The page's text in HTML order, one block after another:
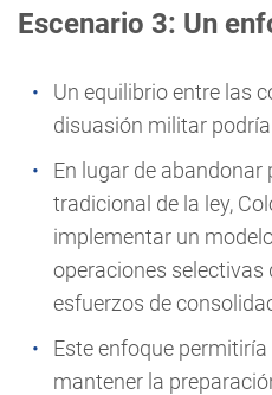
Escenario 3: Un
Un equilibrio entre las
disuasión militar
En lugar de
tradicional de la ley,
implementar un
operaciones
esfuerzos de
Este enfoque
mantener la